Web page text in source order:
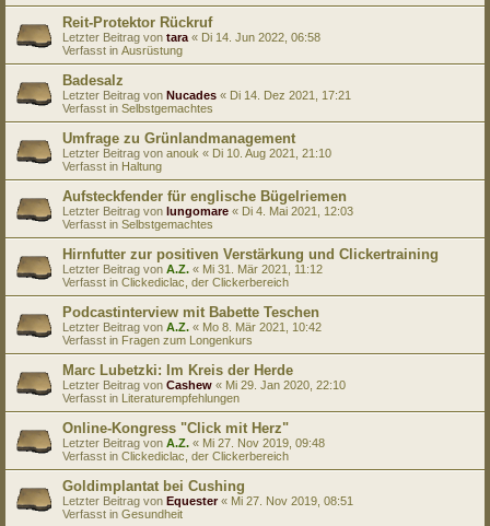
Reit-Protektor Rückruf
Letzter Beitrag von tara « Di 14. Jun 2022, 06:58
Verfasst in Ausrüstung
Badesalz
Letzter Beitrag von Nucades « Di 14. Dez 2021, 17:21
Verfasst in Selbstgemachtes
Umfrage zu Grünlandmanagement
Letzter Beitrag von anouk « Di 10. Aug 2021, 21:10
Verfasst in Haltung
Aufsteckfender für englische Bügelriemen
Letzter Beitrag von lungomare « Di 4. Mai 2021, 12:03
Verfasst in Selbstgemachtes
Hirnfutter zur positiven Verstärkung und Clickertraining
Letzter Beitrag von A.Z. « Mi 31. Mär 2021, 11:12
Verfasst in Clickediclac, der Clickerbereich
Podcastinterview mit Babette Teschen
Letzter Beitrag von A.Z. « Mo 8. Mär 2021, 10:42
Verfasst in Fragen zum Longenkurs
Marc Lubetzki: Im Kreis der Herde
Letzter Beitrag von Cashew « Mi 29. Jan 2020, 22:10
Verfasst in Literaturempfehlungen
Online-Kongress "Click mit Herz"
Letzter Beitrag von A.Z. « Mi 27. Nov 2019, 09:48
Verfasst in Clickediclac, der Clickerbereich
Goldimplantat bei Cushing
Letzter Beitrag von Equester« Mi 27. Nov 2019, 08:51
Verfasst in Gesundheit